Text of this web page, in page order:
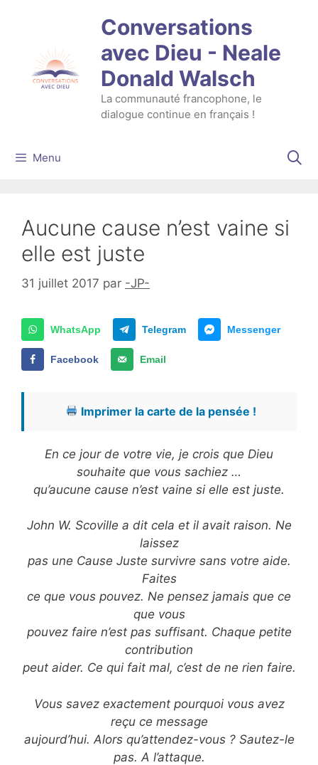
Conversations
avec Dieu - Neale
Donald Walsch
La communauté francophone, le
dialogue continue en français !
Menu
Aucune cause n’est vaine si
elle est juste
31 juillet 2017 par -JP-
WhatsApp Telegram Messenger
Facebook Email
Imprimer la carte de la pensée !
En ce jour de votre vie, je crois que Dieu
souhaite que vous sachiez …
qu’aucune cause n’est vaine si elle est juste.
John W. Scoville a dit cela et il avait raison. Ne
laissez
pas une Cause Juste survivre sans votre aide.
Faites
ce que vous pouvez. Ne pensez jamais que ce
que vous
pouvez faire n’est pas suffisant. Chaque petite
contribution
peut aider. Ce qui fait mal, c’est de ne rien faire.
Vous savez exactement pourquoi vous avez
reçu ce message
aujourd’hui. Alors qu’attendez-vous ? Sautez-le
pas. A l’attaque.